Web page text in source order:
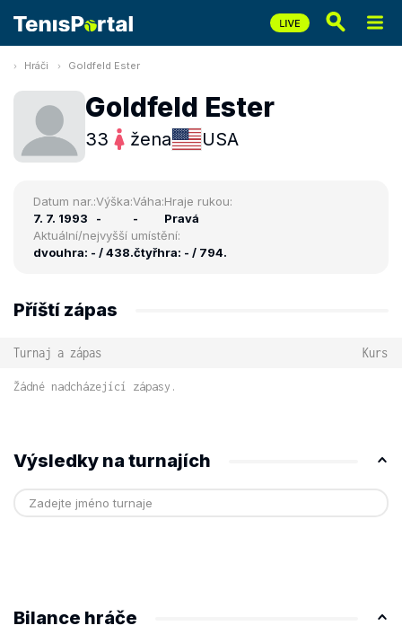
Hráči Goldfeld Ester
Goldfeld Ester
33 žena USA
Datum nar.:
7. 7. 1993
Výška:
-
Váha:
-
Hraje rukou:
Pravá
Aktuální/nejvyšší umístění:
dvouhra: - / 438.čtyřhra: - / 794.
Příští zápas
Turnaj a zápas Kurs
Žádné nadcházející zápasy.
Výsledky na turnajích
Bilance hráče